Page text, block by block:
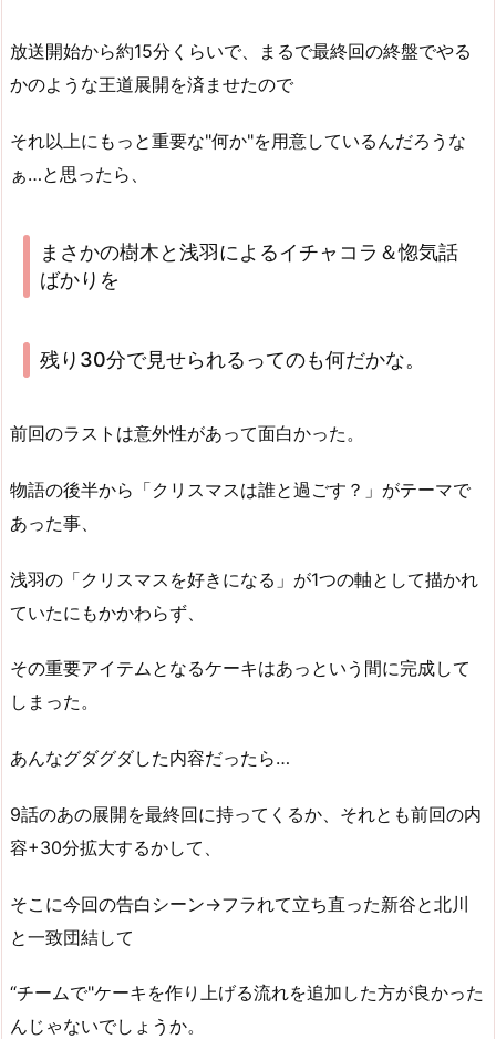
放送開始から約15分くらいで、まるで最終回の終盤でやる
かのような王道展開を済ませたので
それ以上にもっと重要な"何か"を用意しているんだろうな
ぁ…と思ったら、
まさかの樹木と浅羽によるイチャコラ＆惚気話
ばかりを
残り30分で見せられるってのも何だかな。
前回のラストは意外性があって面白かった。
物語の後半から「クリスマスは誰と過ごす？」がテーマで
あった事、
浅羽の「クリスマスを好きになる」が1つの軸として描かれ
ていたにもかかわらず、
その重要アイテムとなるケーキはあっという間に完成して
しまった。
あんなグダグダした内容だったら…
9話のあの展開を最終回に持ってくるか、それとも前回の内
容+30分拡大するかして、
そこに今回の告白シーン→フラれて立ち直った新谷と北川
と一致団結して
“チームで"ケーキを作り上げる流れを追加した方が良かった
んじゃないでしょうか。